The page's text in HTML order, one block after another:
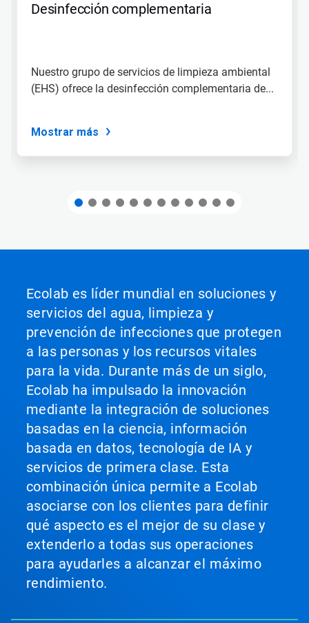
navegar
diapositiva
Desinfección complementaria
Nuestro grupo de servicios de limpieza ambiental
(EHS) ofrece la desinfección complementaria de...
Mostrar más
Ecolab es líder mundial en soluciones y
servicios del agua, limpieza y
prevención de infecciones que protegen
a las personas y los recursos vitales
para la vida. Durante más de un siglo,
Ecolab ha impulsado la innovación
mediante la integración de soluciones
basadas en la ciencia, información
basada en datos, tecnología de IA y
servicios de primera clase. Esta
combinación única permite a Ecolab
asociarse con los clientes para definir
qué aspecto es el mejor de su clase y
extenderlo a todas sus operaciones
para ayudarles a alcanzar el máximo
rendimiento.